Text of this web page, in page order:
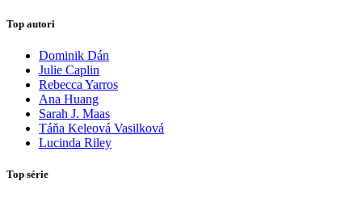
Top autori
Dominik Dán
Julie Caplin
Rebecca Yarros
Ana Huang
Sarah J. Maas
Táňa Keleová Vasilková
Lucinda Riley
Top série